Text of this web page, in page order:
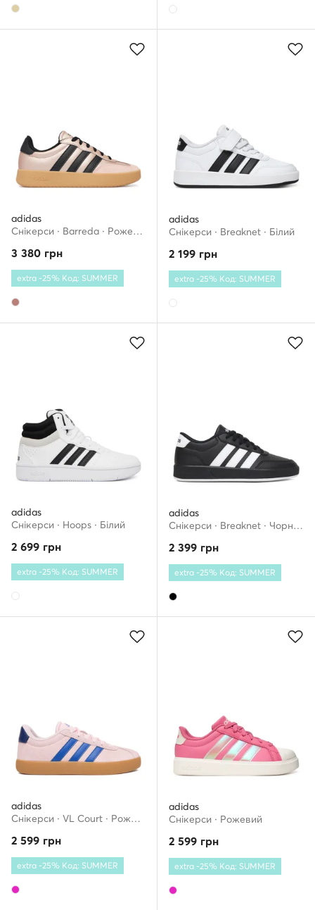
adidas
Снікерcи · Barreda · Рожеве золото
3 380 грн
extra -25% Код: SUMMER
adidas
Снікерcи · Breaknet · Білий
2 199 грн
extra -25% Код: SUMMER
adidas
Снікерcи · Hoops · Білий
2 699 грн
extra -25% Код: SUMMER
adidas
Снікерcи · Breaknet · Чорний
2 399 грн
extra -25% Код: SUMMER
adidas
Снікерcи · VL Court · Рожевий
2 599 грн
extra -25% Код: SUMMER
adidas
Снікерcи · Рожевий
2 599 грн
extra -25% Код: SUMMER